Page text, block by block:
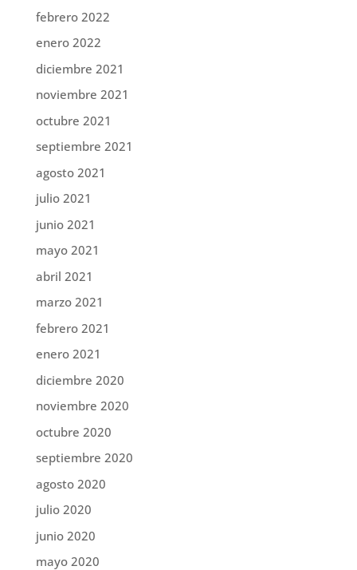
febrero 2022
enero 2022
diciembre 2021
noviembre 2021
octubre 2021
septiembre 2021
agosto 2021
julio 2021
junio 2021
mayo 2021
abril 2021
marzo 2021
febrero 2021
enero 2021
diciembre 2020
noviembre 2020
octubre 2020
septiembre 2020
agosto 2020
julio 2020
junio 2020
mayo 2020